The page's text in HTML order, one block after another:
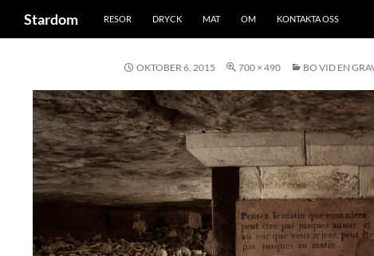
Stardom RESOR DRYCK MAT OM KONTAKTA OSS
OKTOBER 6, 2015 700 × 490 BO VID EN